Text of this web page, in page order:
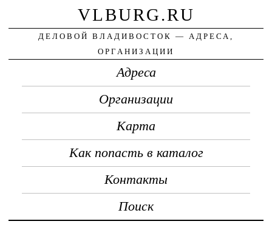
VLBURG.RU
ДЕЛОВОЙ ВЛАДИВОСТОК — АДРЕСА,
ОРГАНИЗАЦИИ
Адреса
Организации
Карта
Как попасть в каталог
Контакты
Поиск